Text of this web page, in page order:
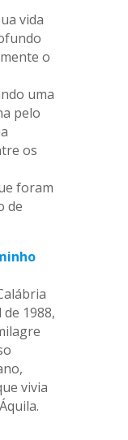
vida
o
uma
pelo
os
foram
de
1988,
vivia